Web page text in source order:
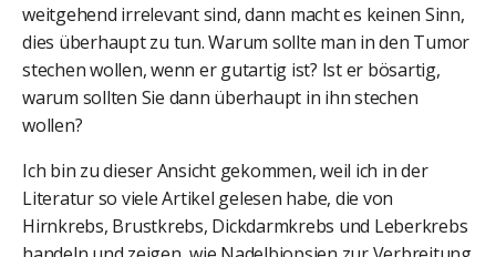
weitgehend irrelevant sind, dann macht es keinen Sinn,
dies überhaupt zu tun. Warum sollte man in den Tumor
stechen wollen, wenn er gutartig ist? Ist er bösartig,
warum sollten Sie dann überhaupt in ihn stechen
wollen?
Ich bin zu dieser Ansicht gekommen, weil ich in der
Literatur so viele Artikel gelesen habe, die von
Hirnkrebs, Brustkrebs, Dickdarmkrebs und Leberkrebs